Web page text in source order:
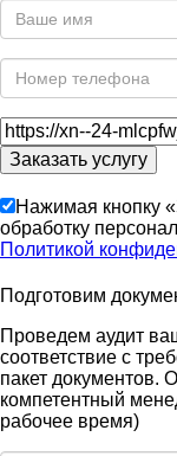
Нажимая кнопку
обработку
Политикой
Подготовим
Проведем аудит
соответствие с
пакет документов.
компетентный
рабочее время)